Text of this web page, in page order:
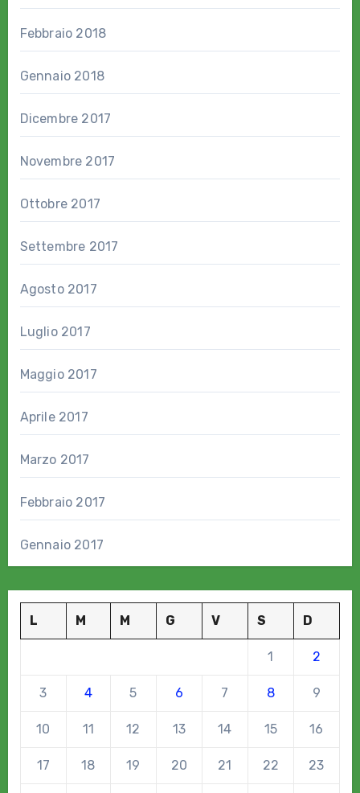
Febbraio 2018
Gennaio 2018
Dicembre 2017
Novembre 2017
Ottobre 2017
Settembre 2017
Agosto 2017
Luglio 2017
Maggio 2017
Aprile 2017
Marzo 2017
Febbraio 2017
Gennaio 2017
L M M G V S D
1 2
3 4 5 6 7 8 9
10 11 12 13 14 15 16
17 18 19 20 21 22 23